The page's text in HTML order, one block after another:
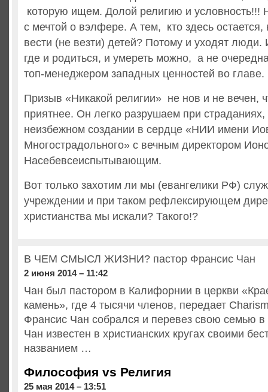
которую ищем. Долой религию и условность!!!
с мечтой о вэлфере. А тем, кто здесь остается,
вести (не везти) детей? Потому и уходят
где и родиться, и умереть можно, а не
топ-менеджером западных ценностей во главе.
Призыв «Никакой религии» не нов и не вечен,
приятнее. Он легко разрушаем при
неизбежном создании в сердце «НИИ имени
Многострадольного» с вечным директором
Насебевсеиспытывающим.
Вот только захотим ли мы (евангелики РФ)
учреждении и при таком рефлексирующем
христианства мы искали? Такого!?
В ЧЕМ СМЫСЛ ЖИЗНИ? пастор Франсис Чан
2 июня 2014 – 11:42
Чан был пастором в Калифорнии в церкви
камень», где 4 тысячи членов, передает
Франсис Чан собрался и перевез свою семью
Чан известен в христианских кругах своими
названием …
Философия vs Религия
25 мая 2014 – 13:51